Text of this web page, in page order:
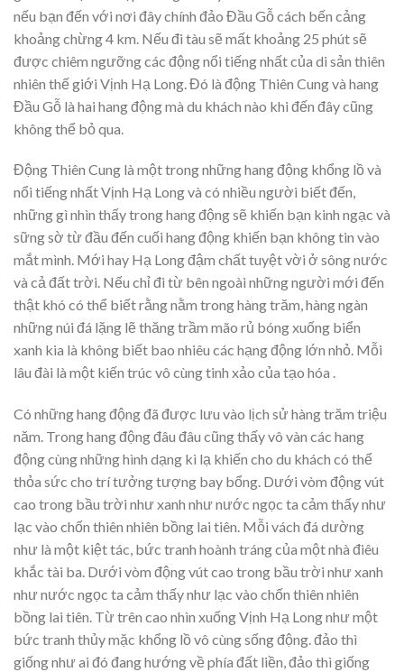
nếu bạn đến với nơi đây chính đảo Đầu Gỗ cách bến cảng
khoảng chừng 4 km. Nếu đi tàu sẽ mất khoảng 25 phút sẽ
được chiêm ngưỡng các động nổi tiếng nhất của di sản thiên
nhiên thế giới Vịnh Hạ Long. Đó là động Thiên Cung và hang
Đầu Gỗ là hai hang động mà du khách nào khi đến đây cũng
không thể bỏ qua.
Động Thiên Cung là một trong những hang động khổng lồ và
nổi tiếng nhất Vịnh Hạ Long và có nhiều người biết đến,
những gì nhìn thấy trong hang động sẽ khiến bạn kinh ngạc và
sững sờ từ đầu đến cuối hang động khiến bạn không tin vào
mắt mình. Mới hay Hạ Long đậm chất tuyệt vời ở sông nước
và cả đất trời. Nếu chỉ đi từ bên ngoài những người mới đến
thật khó có thể biết rằng nằm trong hàng trăm, hàng ngàn
những núi đá lặng lẽ thăng trầm mão rủ bóng xuống biển
xanh kia là không biết bao nhiêu các hạng động lớn nhỏ. Mỗi
lâu đài là một kiến trúc vô cùng tinh xảo của tạo hóa .
Có những hang động đã được lưu vào lịch sử hàng trăm triệu
năm. Trong hang động đâu đâu cũng thấy vô vàn các hang
động cùng những hình dạng kì lạ khiến cho du khách có thể
thỏa sức cho trí tưởng tượng bay bổng. Dưới vòm động vút
cao trong bầu trời như xanh như nước ngọc ta cảm thấy như
lạc vào chốn thiên nhiên bồng lai tiên. Mỗi vách đá dường
như là một kiệt tác, bức tranh hoành tráng của một nhà điêu
khắc tài ba. Dưới vòm động vút cao trong bầu trời như xanh
như nước ngọc ta cảm thấy như lạc vào chốn thiên nhiên
bồng lai tiên. Từ trên cao nhìn xuống Vịnh Hạ Long như một
bức tranh thủy mặc khổng lồ vô cùng sống động. đảo thì
giống như ai đó đang hướng về phía đất liền, đảo thì giống